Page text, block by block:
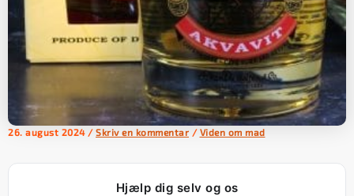
26. august 2024 / Skriv en kommentar / Viden om mad
Hjælp dig selv og os